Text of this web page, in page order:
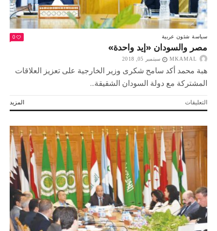
مغلقة
سياسة شئون عربية 0
مصر والسودان «إيد واحدة»
MKAMAL سبتمبر 05, 2018
هبة محمد أكد سامح شكرى وزير الخارجية على تعزيز العلاقات
المشتركة مع دولة السودان الشقيقة...
المزيد التعليقاتعلى
مصر
«إيد
واحدة»
مغلقة